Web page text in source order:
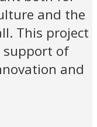
and the
This project
support of
and